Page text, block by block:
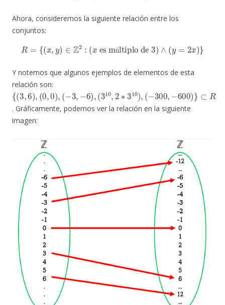
Ahora, consideremos la siguiente relación entre los
conjuntos:
={ y) ∈ Z2: es múltiplo de 3) ∧ y )}
Y notemos que algunos ejemplos de elementos de esta
relación son:
{(3,6),( 0,0),
(−3,−6) ,
(310,2∗310
(−300,−600
⊂R
. Gráficamente, podemos ver la relación en la siguiente
imagen: